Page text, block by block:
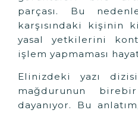
parçası. Bu
karşısındaki kişinin
yasal yetkilerini
işlem yapmaması
Elinizdeki yazı
mağdurunun
dayanıyor. Bu